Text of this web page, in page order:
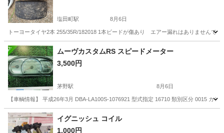
塩田町駅 8月6日
トーヨータイヤ2本 255/35R/182018 1本ビードが傷あり エアー漏れはありませんでし
長野 上田市 塩田町駅 タイヤ、ホイール
ムーヴカスタムRS スピードメーター
3,500円
茅野駅 8月6日
【車輌情報】 平成26年3月 DBA-LA100S-1076921 型式指定 16710 類別区分 0015 カ
長野 茅野市 茅野駅
イグニッシュ コイル
1,000円